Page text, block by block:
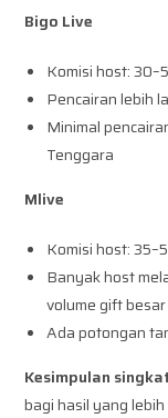
Bigo Live
Komisi host:
Pencairan lebih
Minimal
Tenggara
Mlive
Komisi host:
Banyak host
volume gift besar
Ada potongan
Kesimpulan
bagi hasil yang